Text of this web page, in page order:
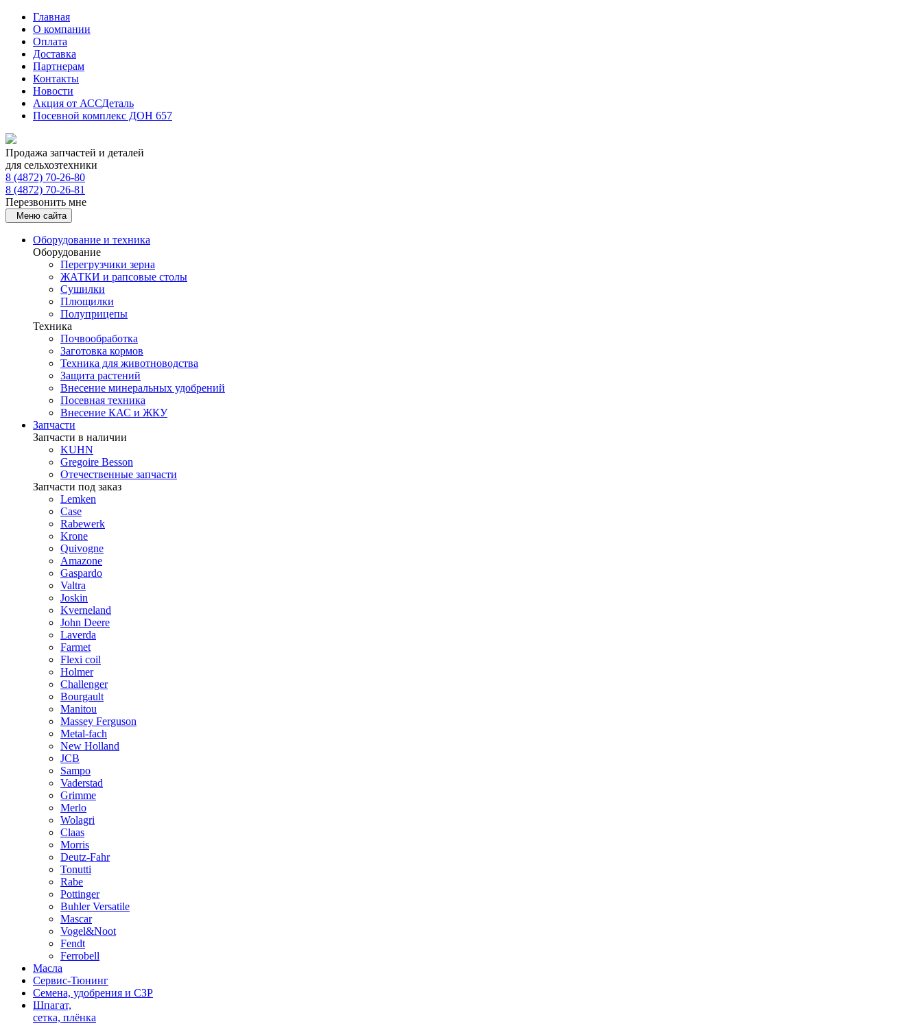
Главная
О компании
Оплата
Доставка
Партнерам
Контакты
Новости
Акция от АССДеталь
Посевной комплекс ДОН 657
Продажа запчастей и деталей
для сельхозтехники
8 (4872) 70-26-80
8 (4872) 70-26-81
Перезвонить мне
Меню сайта
Оборудование и техника
Оборудование
Перегрузчики зерна
ЖАТКИ и рапсовые столы
Сушилки
Плющилки
Полуприцепы
Техника
Почвообработка
Заготовка кормов
Техника для животноводства
Защита растений
Внесение минеральных удобрений
Посевная техника
Внесение КАС и ЖКУ
Запчасти
Запчасти в наличии
KUHN
Gregoire Besson
Отечественные запчасти
Запчасти под заказ
Lemken
Case
Rabewerk
Krone
Quivogne
Amazone
Gaspardo
Valtra
Joskin
Kverneland
John Deere
Laverda
Farmet
Flexi coil
Holmer
Challenger
Bourgault
Manitou
Massey Ferguson
Metal-fach
New Holland
JCB
Sampo
Vaderstad
Grimme
Merlo
Wolagri
Claas
Morris
Deutz-Fahr
Tonutti
Rabe
Pottinger
Buhler Versatile
Mascar
Vogel&Noot
Fendt
Ferrobell
Масла
Сервис-Тюнинг
Семена, удобрения и СЗР
Шпагат,
сетка, плёнка